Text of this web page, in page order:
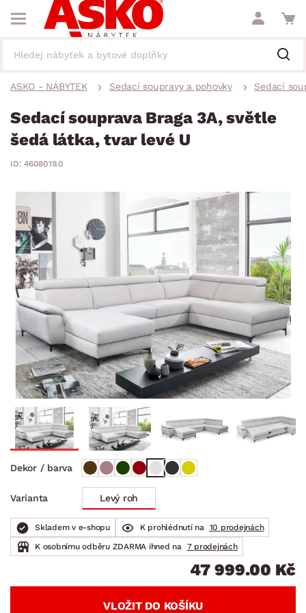
ASKO - NÁBYTEK Sedací soupravy a pohovky Sedací
Sedací souprava Braga 3A, světle
šedá látka, tvar levé U
ID: 4608019.0
Dekor / barva
Varianta Levý roh
Skladem v e-shopu K prohlédnutí na
10 prodejnách
K osobnímu odběru ZDARMA ihned na
7 prodejnách
47 999.00 Kč
VLOŽIT DO KOŠÍKU